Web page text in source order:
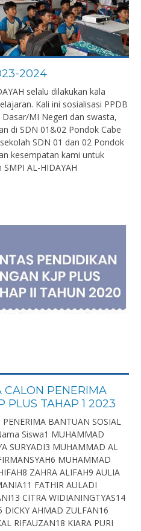
2024
selalu dilakukan kala
Kali ini sosialisasi PPDB
MI Negeri dan swasta,
di SDN 01&02 Pondok Cabe
SDN 01 dan 02 Pondok
kesempatan kami untuk
AL-HIDAYAH
CALON PENERIMA
PLUS TAHAP 1 2023
BANTUAN SOSIAL
Siswa1 MUHAMMAD
SURYADI3 MUHAMMAD AL
MUHAMMAD
ZAHRA ALIFAH9 AULIA
FATHIR AULADI
CITRA WIDIANINGTYAS14
DICKY AHMAD ZULFAN16
RIFAUZAN18 KIARA PURI